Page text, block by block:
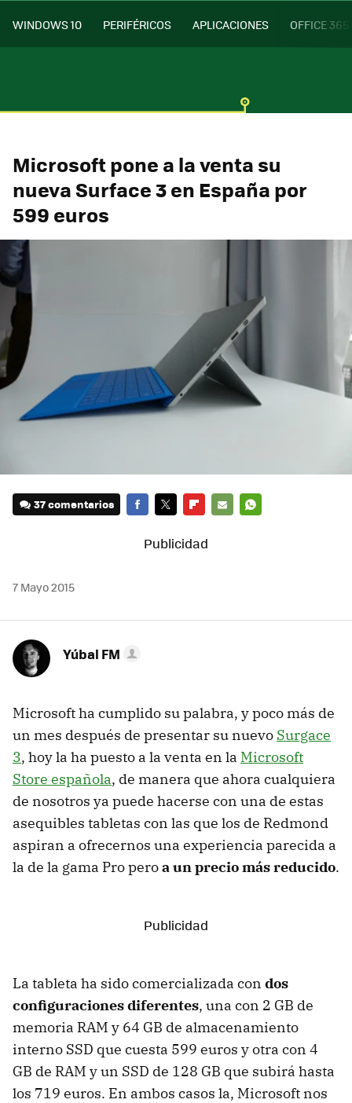
WINDOWS 10 PERIFÉRICOS APLICACIONES OFFICE 365
Microsoft pone a la venta su
nueva Surface 3 en España por
599 euros
37 comentarios
7 Mayo 2015
Yúbal FM
Microsoft ha cumplido su palabra, y poco más de
un mes después de presentar su nuevo Surgace
3, hoy la ha puesto a la venta en la Microsoft
Store española, de manera que ahora cualquiera
de nosotros ya puede hacerse con una de estas
asequibles tabletas con las que los de Redmond
aspiran a ofrecernos una experiencia parecida a
la de la gama Pro peroa un precio más reducido.
La tableta ha sido comercializada con dos
configuraciones diferentes, una con 2 GB de
memoria RAM y 64 GB de almacenamiento
interno SSD que cuesta 599 euros y otra con 4
GB de RAM y un SSD de 128 GB que subirá hasta
los 719 euros. En ambos casos la, Microsoft nos